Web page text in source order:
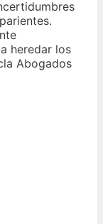
heredar los
Abogados